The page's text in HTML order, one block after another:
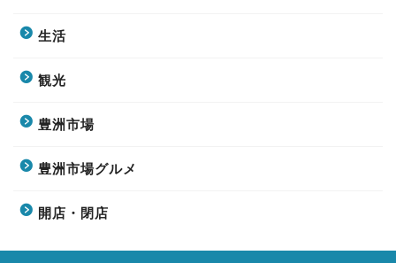
生活
観光
豊洲市場
豊洲市場グルメ
開店・閉店